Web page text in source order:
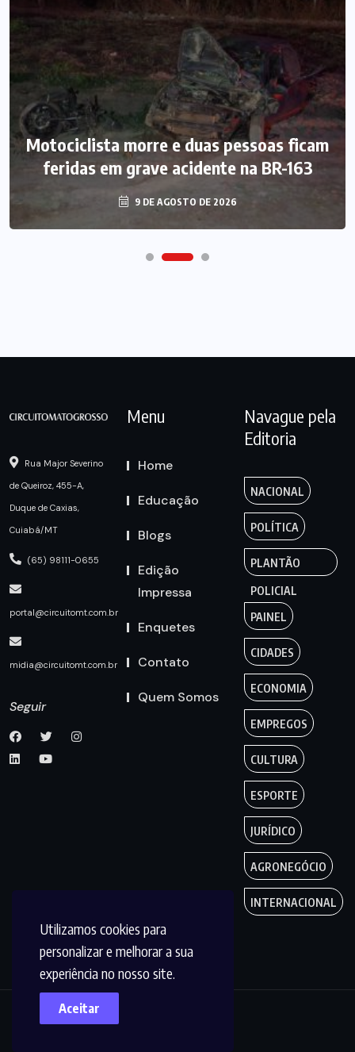
Utilizamos cookies para
personalizar e melhorar a sua
experiência no nosso site.
Aceitar
Motociclista morre e duas pessoas ficam
feridas em grave acidente na BR-163
9 DE AGOSTO DE 2026
Rua Major Severino
de Queiroz, 455-A,
Duque de Caxias,
Cuiabá/MT
(65) 98111-0655
portal@circuitomt.com.br
midia@circuitomt.com.br
Seguir
Menu
Home
Educação
Blogs
Edição
Impressa
Enquetes
Contato
Quem Somos
Navague pela
Editoria
NACIONAL
POLÍTICA
PLANTÃO
POLICIAL
PAINEL
CIDADES
ECONOMIA
EMPREGOS
CULTURA
ESPORTE
JURÍDICO
AGRONEGÓCIO
INTERNACIONAL